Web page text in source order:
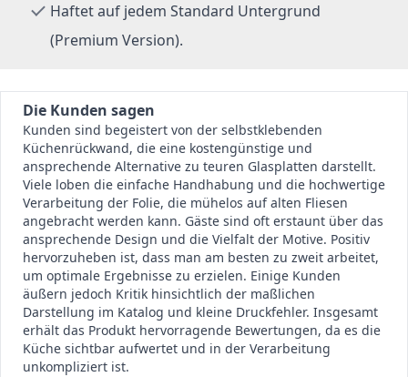
Haftet auf jedem Standard Untergrund
(Premium Version).
Die Kunden sagen
Kunden sind begeistert von der selbstklebenden
Küchenrückwand, die eine kostengünstige und
ansprechende Alternative zu teuren Glasplatten darstellt.
Viele loben die einfache Handhabung und die hochwertige
Verarbeitung der Folie, die mühelos auf alten Fliesen
angebracht werden kann. Gäste sind oft erstaunt über das
ansprechende Design und die Vielfalt der Motive. Positiv
hervorzuheben ist, dass man am besten zu zweit arbeitet,
um optimale Ergebnisse zu erzielen. Einige Kunden
äußern jedoch Kritik hinsichtlich der maßlichen
Darstellung im Katalog und kleine Druckfehler. Insgesamt
erhält das Produkt hervorragende Bewertungen, da es die
Küche sichtbar aufwertet und in der Verarbeitung
unkompliziert ist.